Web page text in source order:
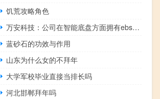
饥荒攻略角色
万安科技：公司在智能底盘方面拥有ebsembehbepb和xeps等线控制动和转向产品
蓝砂石的功效与作用
山东为什么女的不拜年
大学军校毕业直接当排长吗
河北邯郸拜年吗